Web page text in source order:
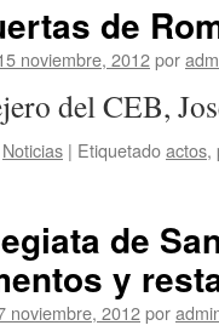
de
noviembre, 2012por
del CEB,
Noticias | Etiquetadoactos,
de
y
noviembre, 2012por